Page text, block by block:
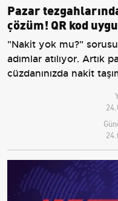
Pazar
çözüm! QR kod
"Nakit yok mu?"
adımlar atılıyor. Artık
cüzdanınızda nakit